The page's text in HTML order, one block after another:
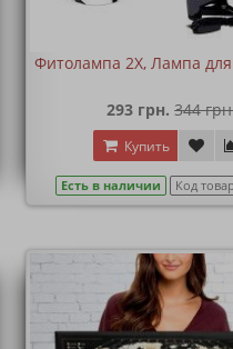
Фитолампа 2X, Лампа
293 грн. 344
Купить
Есть в наличии Код